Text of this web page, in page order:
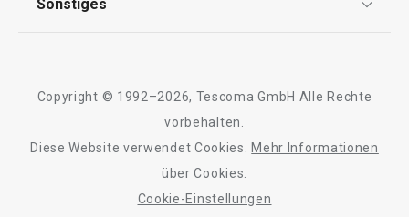
Kontaktformular
Qualität
Sonstiges
Barrierefreiheit
Copyright © 1992–2026, Tescoma GmbH Alle Rechte
vorbehalten.
Diese Website verwendet Cookies.
Mehr Informationen
über Cookies.
Cookie-Einstellungen